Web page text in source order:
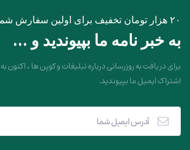
۲۰ هزار تومان تخفیف برای اولین سفارش شما
به خبر نامه ما بپیوندید و ...
برای دریافت به روزرسانی درباره تبلیغات و کوپن ها ، اکنون به
اشتراک ایمیل ما بپیوندید.